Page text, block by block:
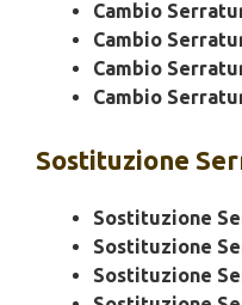
Cambio
Cambio
Cambio
Cambio
Sostituzione
Sostituzione
Sostituzione
Sostituzione